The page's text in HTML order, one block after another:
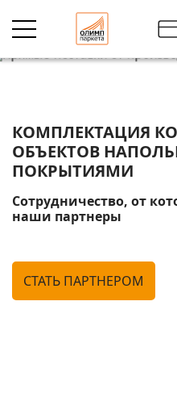
Комплектация
КОМПЛЕКТАЦИЯ
ОБЪЕКТОВ
ПОКРЫТИЯМИ
Сотрудничество, от
наши партнеры
CТАТЬ ПАРТНЕРОМ